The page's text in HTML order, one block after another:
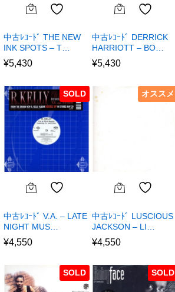
中古ﾚｺｰﾄﾞ THE NEW
INK SPOTS – T…
¥5,430
中古ﾚｺｰﾄﾞ DERRICK
HARRIOTT – BO…
¥5,430
SOLD
中古ﾚｺｰﾄﾞ V.A. – LATE
NIGHT MUS…
¥4,550
オススメ
中古ﾚｺｰﾄﾞ LUSCIOUS
JACKSON – LI…
¥4,550
SOLD SOLD